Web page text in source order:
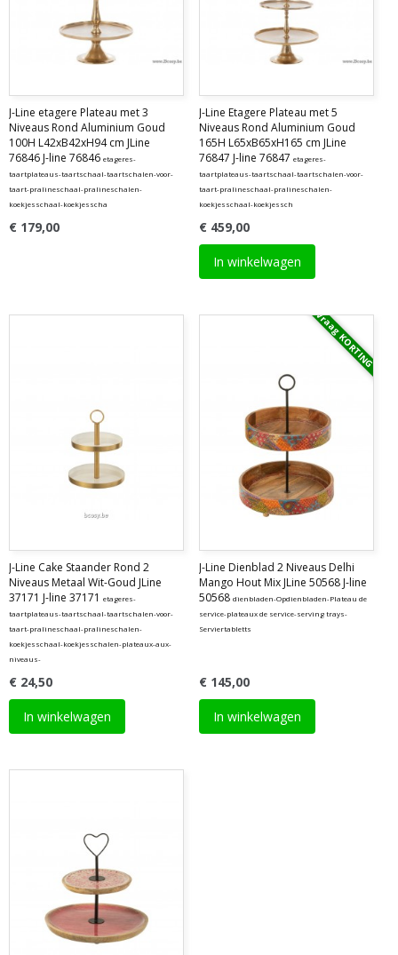
J-Line etagere Plateau met 3
Niveaus Rond Aluminium Goud
100H L42xB42xH94 cm JLine
76846 J-line 76846 etageres-
taartplateaus-taartschaal-taartschalen-voor-
taart-pralineschaal-pralineschalen-
koekjesschaal-koekjesscha
€ 179,00
J-Line Etagere Plateau met 5
Niveaus Rond Aluminium Goud
165H L65xB65xH165 cm JLine
76847 J-line 76847 etageres-
taartplateaus-taartschaal-taartschalen-voor-
taart-pralineschaal-pralineschalen-
koekjesschaal-koekjessch
€ 459,00
In winkelwagen
J-Line Cake Staander Rond 2
Niveaus Metaal Wit-Goud JLine
37171 J-line 37171 etageres-
taartplateaus-taartschaal-taartschalen-voor-
taart-pralineschaal-pralineschalen-
koekjesschaal-koekjesschalen-plateaux-aux-
niveaus-
€ 24,50
In winkelwagen
Vraag KORTING
J-Line Dienblad 2 Niveaus Delhi
Mango Hout Mix JLine 50568 J-line
50568 dienbladen-Opdienbladen-Plateau de
service-plateaux de service-serving trays-
Serviertabletts
€ 145,00
In winkelwagen